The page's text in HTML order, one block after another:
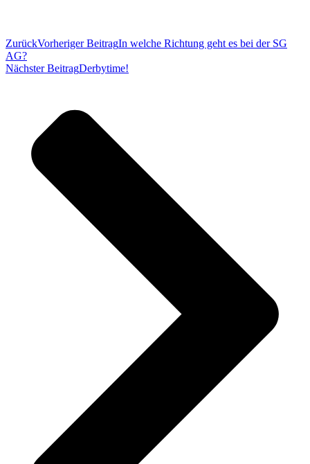
ZurückVorheriger BeitragIn welche Richtung geht es bei der SG
AG?
Nächster BeitragDerbytime!